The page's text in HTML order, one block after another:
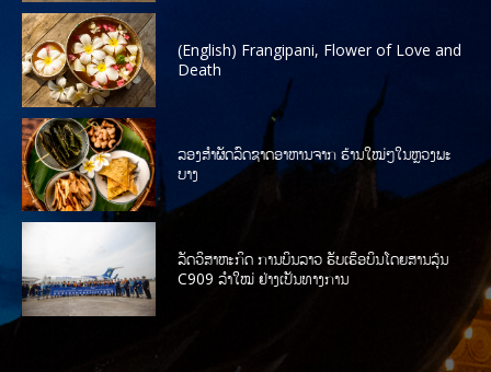
(English) Frangipani, Flower of Love and
Death
ລອງສໍາຜັດລົດຊາດອາຫານຈາກ ຮ້ານໃໝ່ໆໃນຫຼວງພະ
ບາງ
ລັດວິສາຫະກິດ ການບິນລາວ ຮັບເຮືອບິນໂດຍສານລຸ້ນ
C909 ລໍາໃໝ່ ຢ່າງເປັນທາງການ